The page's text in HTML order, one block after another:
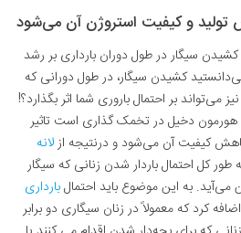
و کیفیت استروژن آن می‌شود
سیگار در طول دوران بارداری بر رشد
کشیدن سیگار، در طول دورانی که
می‌تواند بر احتمال باروری شما اثر بگذارد؟!
هورمون دخیل در تخمک گذاری است تاثیر
کیفیت آن می‌شود و درنتیجه ازلانه
کل احتمال باردار شدن زنانی که سیگار
می‌آید. به این موضوع باید احتمالبارداری
کرد که معمولاً در زنان سیگاری دو برابر